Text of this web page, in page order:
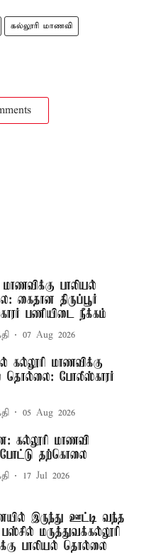
கல்லூரி மாணவி
மாணவிக்கு பாலியல்
கைதான திருப்பூர்
பணியிடை நீக்கம்
07 Aug 2026
கல்லூரி மாணவிக்கு
தொல்லை: போலீஸ்காரர்
05 Aug 2026
கல்லூரி மாணவி
தற்கொலை
17 Jul 2026
இருந்து ஊட்டி வந்த
மருத்துவக்கல்லூரி
பாலியல் தொல்லை